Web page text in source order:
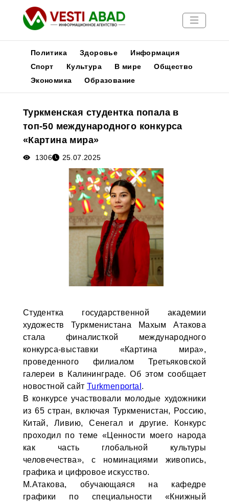
Новости
Медиа
Афиша
Политика Здоровье
Информация
Спорт
Культура В мире
Общество
Экономика
Образование
Туркменская студентка попала в
топ-50 международного конкурса
«Картина мира»
1306 25.07.2025
Студентка государственной академии
художеств Туркменистана Махым Атакова
стала финалисткой международного
конкурса-выставки «Картина мира»,
проведенного филиалом Третьяковской
галереи в Калининграде. Об этом сообщает
новостной сайт Turkmenportal .
В конкурсе участвовали молодые художники
из 65 стран, включая Туркменистан, Россию,
Китай, Ливию, Сенегал и другие. Конкурс
проходил по теме «Ценности моего народа
как часть глобальной культуры
человечества», с номинациями живопись,
графика и цифровое искусство.
М.Атакова, обучающаяся на кафедре
графики по специальности «Книжный